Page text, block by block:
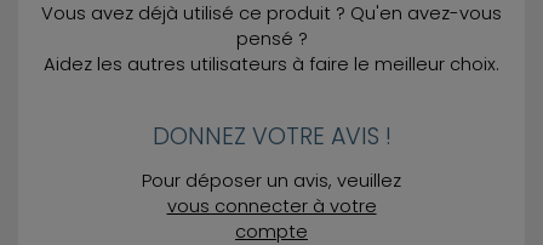
Vous avez déjà utilisé ce produit ? Qu'en avez-vous
pensé ?
Aidez les autres utilisateurs à faire le meilleur choix.
DONNEZ VOTRE AVIS !
Pour déposer un avis, veuillez
vous connecter à votre
compte